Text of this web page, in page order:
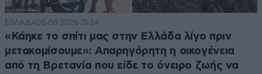
ΕΛΛΑΔΑ05·08·2026 21:24
«Κάηκε το σπίτι μας στην Ελλάδα λίγο πριν
μετακομίσουμε»: Απαρηγόρητη η οικογένεια
από τη Βρετανία που είδε το όνειρο ζωής να